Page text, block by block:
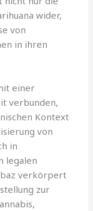
wider,
von
in ihren
einer
verbunden,
Kontext
von
in
legalen
verkörpert
zur